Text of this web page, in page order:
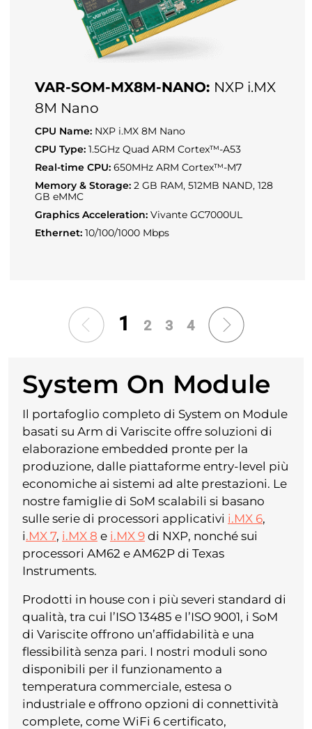
VAR-SOM-MX8M-NANO: NXP i.MX
8M Nano
CPU Name: NXP i.MX 8M Nano
CPU Type: 1.5GHz Quad ARM Cortex™-A53
Real-time CPU: 650MHz ARM Cortex™-M7
Memory & Storage: 2 GB RAM, 512MB NAND, 128
GB eMMC
Graphics Acceleration: Vivante GC7000UL
Ethernet: 10/100/1000 Mbps
1 2 3 4
System On Module
Il portafoglio completo di System on Module
basati su Arm di Variscite offre soluzioni di
elaborazione embedded pronte per la
produzione, dalle piattaforme entry-level più
economiche ai sistemi ad alte prestazioni. Le
nostre famiglie di SoM scalabili si basano
sulle serie di processori applicativi i.MX 6,
i.MX 7, i.MX 8 e i.MX 9 di NXP, nonché sui
processori AM62 e AM62P di Texas
Instruments.
Prodotti in house con i più severi standard di
qualità, tra cui l’ISO 13485 e l’ISO 9001, i SoM
di Variscite offrono un’affidabilità e una
flessibilità senza pari. I nostri moduli sono
disponibili per il funzionamento a
temperatura commerciale, estesa o
industriale e offrono opzioni di connettività
complete, come WiFi 6 certificato,